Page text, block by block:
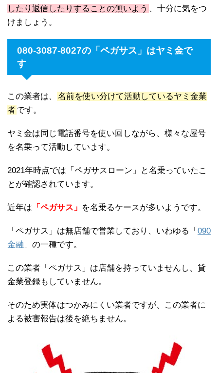
したり返信したりすることの無いよう 、十分に気をつ
けましょう。
080-3087-8027の「ペガサス」はヤミ金で
す
この業者は、
名前を使い分けて活動しているヤミ金業
者です。
ヤミ金は同じ電話番号を使い回しながら、様々な屋号
を名乗って活動しています。
2021年時点では「ペガサスローン」と名乗っていたこ
とが確認されています。
近年は 「ペガサス」 を名乗るケースが多いようです。
「ペガサス」は無店舗で営業しており、いわゆる「 090
金融 」の一種です。
この業者「ペガサス」は店舗を持っていませんし、貸
金業登録もしていません。
そのため実体はつかみにくい業者ですが、この業者に
よる被害報告は後を絶ちません。